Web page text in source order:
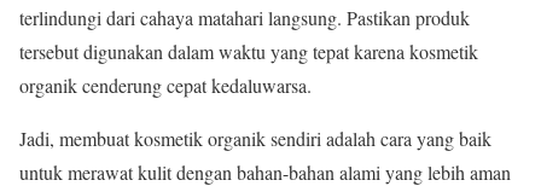
terlindungi dari cahaya matahari langsung. Pastikan produk
tersebut digunakan dalam waktu yang tepat karena kosmetik
organik cenderung cepat kedaluwarsa.
Jadi, membuat kosmetik organik sendiri adalah cara yang baik
untuk merawat kulit dengan bahan-bahan alami yang lebih aman